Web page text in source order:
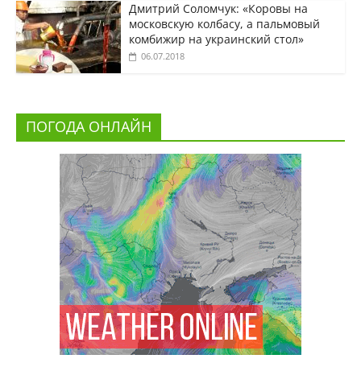
Дмитрий Соломчук: «Коровы на
московскую колбасу, а пальмовый
комбижир на украинский стол»
06.07.2018
ПОГОДА ОНЛАЙН